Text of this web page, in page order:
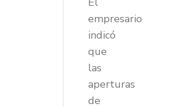
empresario
indicó
que
las
aperturas
de